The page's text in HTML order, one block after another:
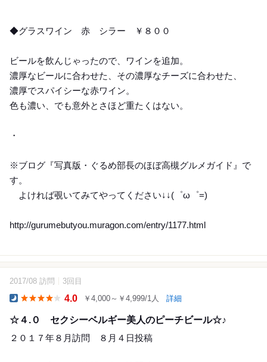
◆グラスワイン 赤 シラー ￥８００
ビールを飲んじゃったので、ワインを追加。
濃厚なビールに合わせた、その濃厚なチーズに合わせた、
濃厚でスパイシーな赤ワイン。
色も濃い、でも意外とさほど重たくはない。
・
※ブログ『写真版・ぐるめ部長のほぼ高槻グルメガイド』で
す。
よければ覗いてみてやってください↓↓(゜ω゜=)
http://gurumebutyou.muragon.com/entry/1177.html
10
2017/08 訪問 3回目
4.0 ￥4,000～￥4,999/1人 詳細
☆４.０ セクシーベルギー美人のピーチビール☆♪
２０１７年８月訪問 ８月４日投稿